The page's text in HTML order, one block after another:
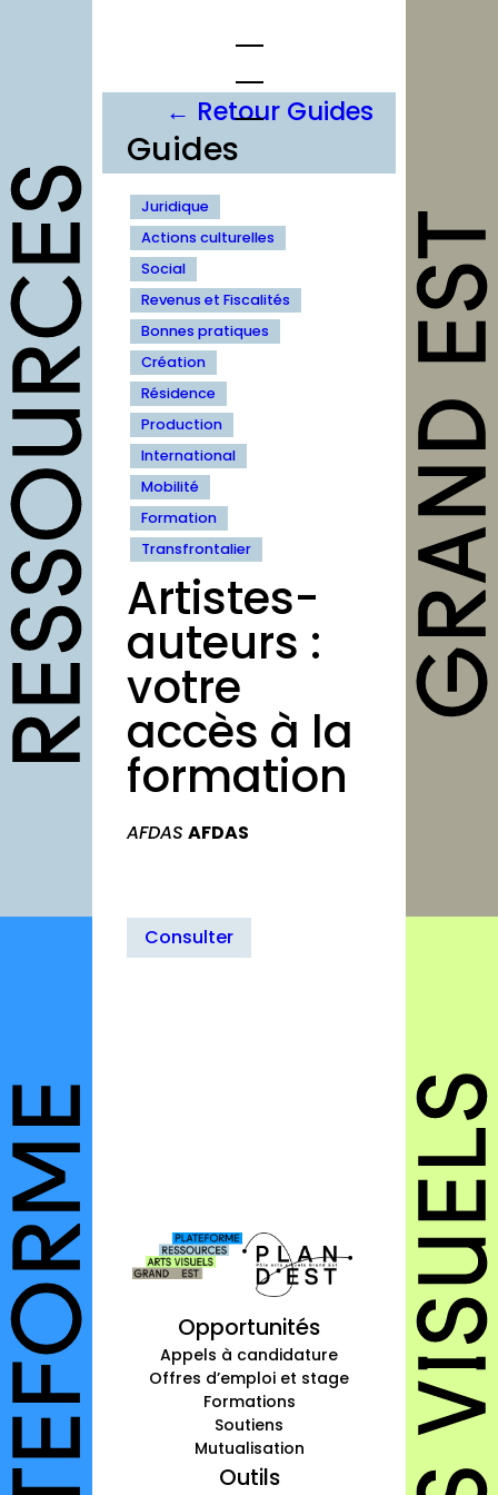
opportunités
Appels à
candidature
Offres d’emploi et
stage
Formations
Soutiens
Mutualisation
outils
Fiches pratiques
Modèles
Guides
Grilles
Chartes
Publications
annuaires
structures
Inscription
← Retour Guides
Guides
Juridique
Actions culturelles
Social
Revenus et Fiscalités
Bonnes pratiques
Création
Résidence
Production
International
Mobilité
Formation
Transfrontalier
Artistes-
auteurs :
votre
accès à la
formation
AFDAS AFDAS
Consulter
Opportunités
Appels à candidature
Offres d’emploi et stage
Formations
Soutiens
Mutualisation
Outils